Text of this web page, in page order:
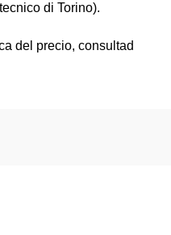
di Torino).
del precio, consultad